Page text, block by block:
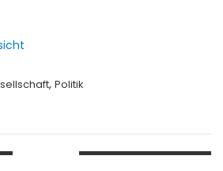
, Politik